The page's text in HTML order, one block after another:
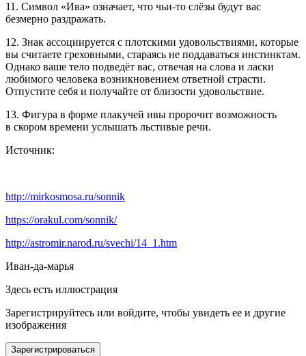
11. Символ «Ива» означает, что чьи-то слёзы будут вас
безмерно раздражать.
12. Знак ассоциируется с плотскими удовольствиями, которые
вы считаете греховными, стараясь не поддаваться инстинктам.
Однако ваше тело подведёт вас, отвечая на слова и ласки
любимого человека возникновением ответной страсти.
Отпустите себя и получайте от близости удовольствие.
13. Фигура в форме плакучей ивы пророчит возможность
в скором времени услышать льстивые речи.
Источник:
http://mirkosmosa.ru/sonnik
https://orakul.com/sonnik/
http://astromir.narod.ru/svechi/14_1.htm
Иван-да-марья
Здесь есть иллюстрация
Зарегистрируйтесь или войдите, чтобы увидеть ее и другие
изображения
Зарегистрироваться